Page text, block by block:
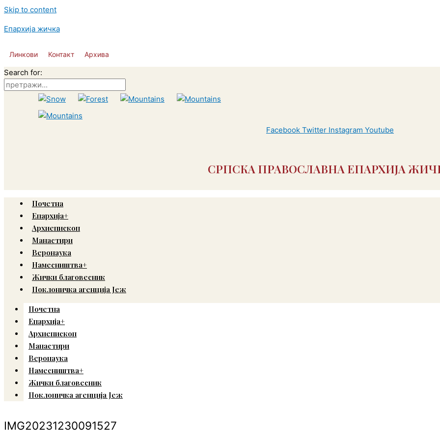
Skip to content
Епархија жичка
Линкови Контакт Архива
Search for:
Facebook Twitter Instagram Youtube
СРПСКА ПРАВОСЛАВНА ЕПАРХИЈА
Почетна
Епархија+
Архиепископ
Манастири
Веронаука
Намесништва+
Жички благовесник
Поклоничка агенција Јеж
Почетна
Епархија+
Архиепископ
Манастири
Веронаука
Намесништва+
Жички благовесник
Поклоничка агенција Јеж
IMG20231230091527